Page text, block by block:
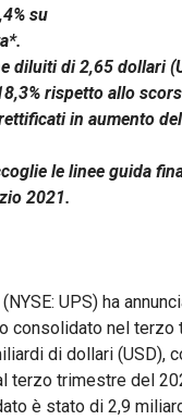
su
diluiti di 2,65 dollari
rispetto allo
in aumento
le linee guida
2021.
UPS) ha
consolidato nel terzo
di dollari (USD),
terzo trimestre del
è stato di 2,9